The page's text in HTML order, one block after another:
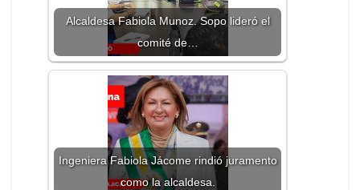
Alcaldesa Fabiola Munoz. Sopo lideró el
comité de…
Ingeniera Fabiola Jácome rindió juramento
como la alcaldesa.